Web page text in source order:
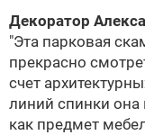
Декоратор
"Эта парковая
прекрасно
счет
линий спинки она
как предмет